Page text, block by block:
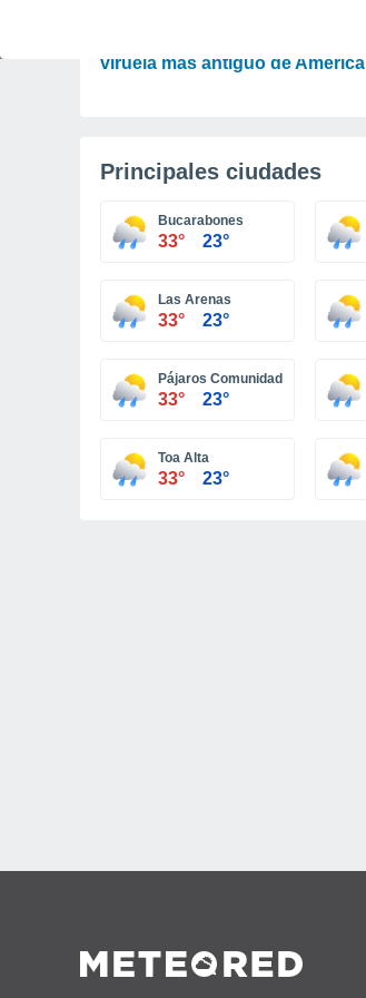
viruela más antiguo de América
Principales ciudades
Bucarabones
33° 23°
Las Arenas
33° 23°
Pájaros Comunidad
33° 23°
Toa Alta
33° 23°